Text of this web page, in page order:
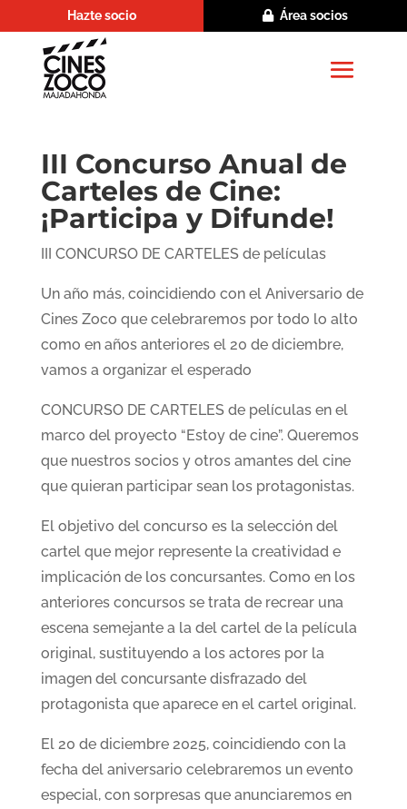
Hazte socio Área socios
III Concurso Anual de
Carteles de Cine:
¡Participa y Difunde!
III CONCURSO DE CARTELES de películas
Un año más, coincidiendo con el Aniversario de
Cines Zoco que celebraremos por todo lo alto
como en años anteriores el 20 de diciembre,
vamos a organizar el esperado
CONCURSO DE CARTELES de películas en el
marco del proyecto “Estoy de cine”. Queremos
que nuestros socios y otros amantes del cine
que quieran participar sean los protagonistas.
El objetivo del concurso es la selección del
cartel que mejor represente la creatividad e
implicación de los concursantes. Como en los
anteriores concursos se trata de recrear una
escena semejante a la del cartel de la película
original, sustituyendo a los actores por la
imagen del concursante disfrazado del
protagonista que aparece en el cartel original.
El 20 de diciembre 2025, coincidiendo con la
fecha del aniversario celebraremos un evento
especial, con sorpresas que anunciaremos en